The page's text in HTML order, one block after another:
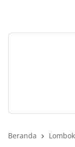
Beranda